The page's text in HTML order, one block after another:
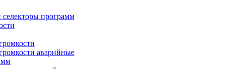
селекторы программ
аварийные